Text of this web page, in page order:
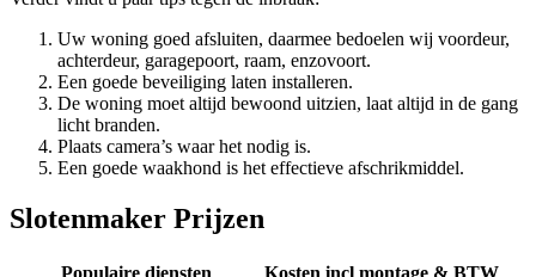
Uw woning goed afsluiten, daarmee bedoelen wij voordeur,
achterdeur, garagepoort, raam, enzovoort.
Een goede beveiliging laten installeren.
De woning moet altijd bewoond uitzien, laat altijd in de gang
licht branden.
Plaats camera’s waar het nodig is.
Een goede waakhond is het effectieve afschrikmiddel.
Slotenmaker Prijzen
Populaire diensten
Kosten incl montage & BTW